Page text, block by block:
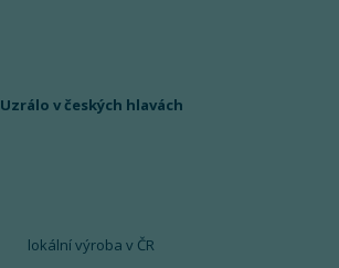
Uzrálo v českých hlavách
lokální výroba v ČR